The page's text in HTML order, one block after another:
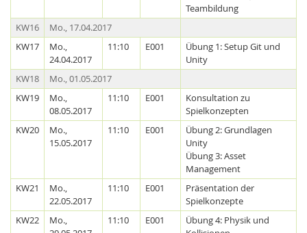
Teambildung
KW16
Mo., 17.04.2017
KW17
Mo.,
24.04.2017
11:10 E001
Übung 1: Setup Git und
Unity
KW18
Mo., 01.05.2017
KW19
Mo.,
08.05.2017
11:10 E001
Konsultation zu
Spielkonzepten
KW20
Mo.,
15.05.2017
11:10 E001
Übung 2: Grundlagen
Unity
Übung 3: Asset
Management
KW21
Mo.,
22.05.2017
11:10 E001
Präsentation der
Spielkonzepte
KW22
Mo.,
11:10 E001
Übung 4: Physik und